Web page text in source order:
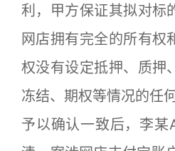
利，甲方保证其拟对标
网店拥有完全的所有权
权没有设定抵押、质押
冻结、期权等情况的任
予以确认一致后，李